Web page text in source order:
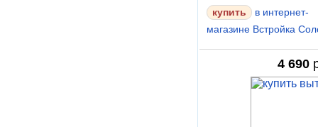
в интернет-
магазине Встройка
4 690